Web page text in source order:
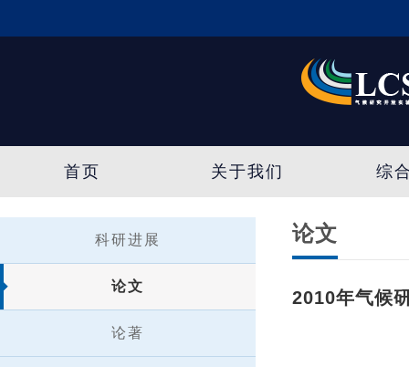
首页 关于我们 综
科研进展
论文
论著
论文
2010年气候